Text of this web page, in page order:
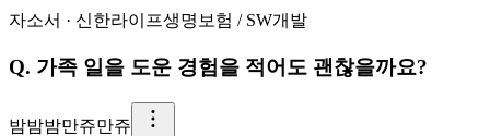
자소서 · 신한라이프생명보험 / SW개발
Q. 가족 일을 도운 경험을 적어도 괜찮을까요?
밤밤밤만쥬만쥬